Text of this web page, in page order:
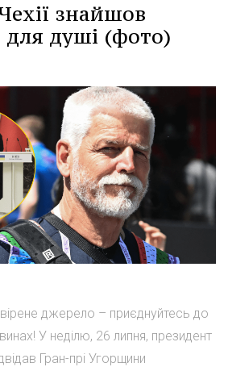
знайшов
для душі (фото)
джерело – приєднуйтесь до
У неділю, 26 липня, президент
Гран-прі Угорщини